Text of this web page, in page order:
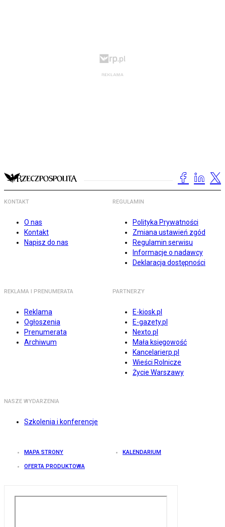
KONTAKT
O nas
Kontakt
Napisz do nas
REGULAMIN
Polityka Prywatności
Zmiana ustawień zgód
Regulamin serwisu
Informacje o nadawcy
Deklaracja dostępności
REKLAMA I PRENUMERATA
Reklama
Ogłoszenia
Prenumerata
Archiwum
PARTNERZY
E-kiosk.pl
E-gazety.pl
Nexto.pl
Mała księgowość
Kancelarierp.pl
Wieści Rolnicze
Życie Warszawy
NASZE WYDARZENIA
Szkolenia i konferencje
MAPA STRONY KALENDARIUM
OFERTA PRODUKTOWA